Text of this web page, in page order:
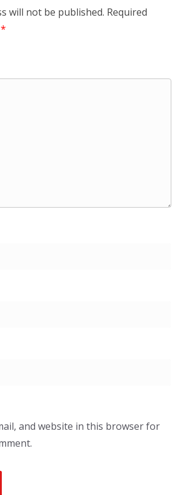
will not be published. Required
*
and website in this browser for